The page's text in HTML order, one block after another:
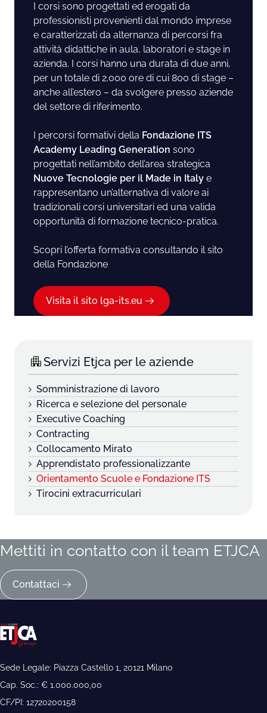
I corsi sono progettati ed erogati da
professionisti provenienti dal mondo imprese
e caratterizzati da alternanza di percorsi fra
attività didattiche in aula, laboratori e stage in
azienda. I corsi hanno una durata di due anni,
per un totale di 2.000 ore di cui 800 di stage –
anche all’estero – da svolgere presso aziende
del settore di riferimento.
I percorsi formativi della Fondazione ITS
Academy Leading Generation sono
progettati nell’ambito dell’area strategica
Nuove Tecnologie per il Made in Italy e
rappresentano un’alternativa di valore ai
tradizionali corsi universitari ed una valida
opportunità di formazione tecnico-pratica.
Scopri l’offerta formativa consultando il sito
della Fondazione
Visita il sito lga-its.eu
Servizi Etjca per le aziende
Somministrazione di lavoro
Ricerca e selezione del personale
Executive Coaching
Contracting
Collocamento Mirato
Apprendistato professionalizzante
Orientamento Scuole e Fondazione ITS
Tirocini extracurriculari
Mettiti in contatto con il team ETJCA
Contattaci
Sede Legale: Piazza Castello 1, 20121 Milano
Cap. Soc.: € 1.000.000,00
CF/PI: 12720200158